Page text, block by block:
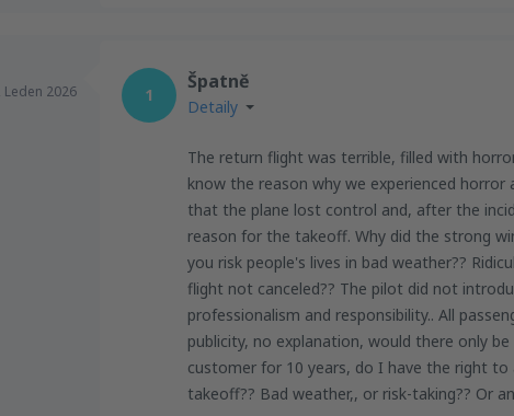
Leden 2026 1
Špatně
Detaily
The return flight was terrible, filled with
know the reason why we experienced
that the plane lost control and, after the
reason for the takeoff. Why did the strong
you risk people's lives in bad weather??
flight not canceled?? The pilot did not
professionalism and responsibility.. All
publicity, no explanation, would there only
customer for 10 years, do I have the right
takeoff?? Bad weather,, or risk-taking?? Or